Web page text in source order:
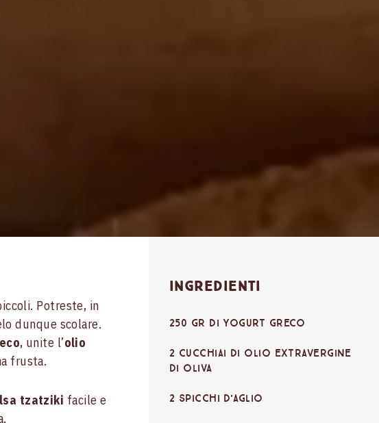
Potreste, in
dunque scolare.
, unite l’olio
frusta.
tzatziki facile e
Ingredienti
250 gr di yogurt greco
2 cucchiai di olio extravergine
di oliva
2 spicchi d'aglio